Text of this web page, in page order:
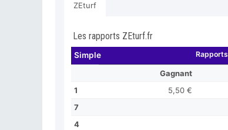
ZEturf
Les rapports ZEturf.fr
Simple
Gagnant
1
5,50 €
7
4